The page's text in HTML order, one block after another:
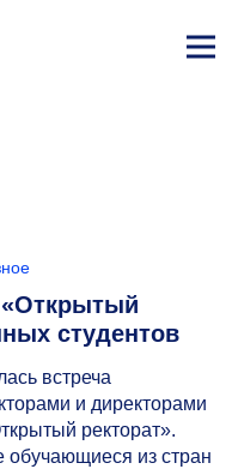
студентов
встреча
и директорами
ректорат».
обучающиеся из стран